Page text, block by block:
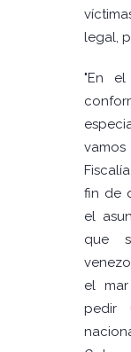
legal,
"En
fin de
el
que
el
pedir